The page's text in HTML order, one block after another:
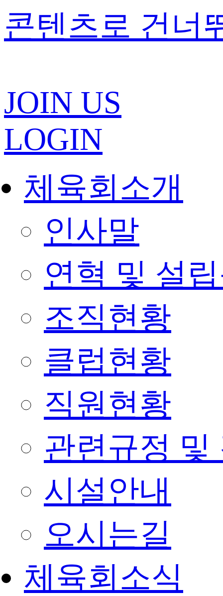
콘텐츠로 건너
JOIN US
LOGIN
체육회소개
인사말
연혁 및 설
조직현황
클럽현황
직원현황
관련규정 및
시설안내
오시는길
체육회소식